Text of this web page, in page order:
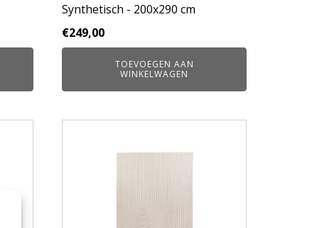
Synthetisch - 200x290 cm
€249,00
TOEVOEGEN AAN
WINKELWAGEN